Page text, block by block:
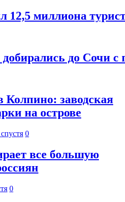
12,5 миллиона
до Сочи
Колпино: заводская
на острове
0
все большую
0